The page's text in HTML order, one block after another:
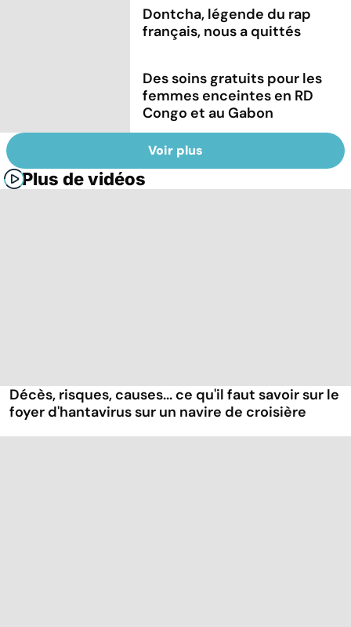
Dontcha, légende du rap
français, nous a quittés
Des soins gratuits pour les
femmes enceintes en RD
Congo et au Gabon
Voir plus
Plus de vidéos
Décès, risques, causes... ce qu'il faut savoir sur le
foyer d'hantavirus sur un navire de croisière